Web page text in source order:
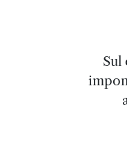
Sul